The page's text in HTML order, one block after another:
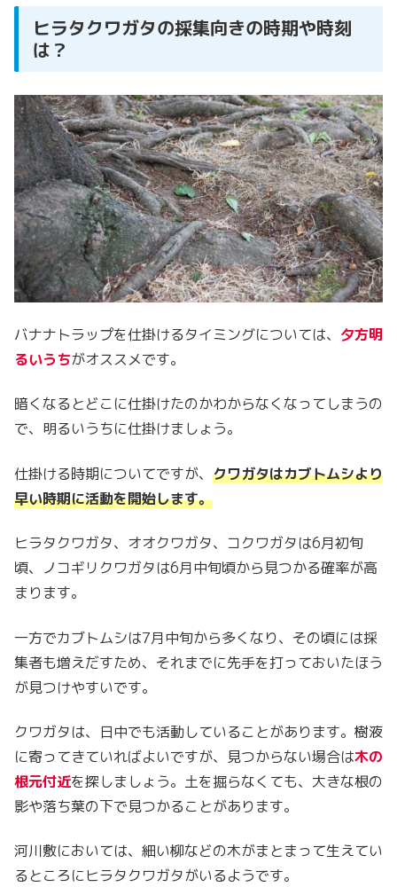
ヒラタクワガタの採集向きの時期や時刻
は？
バナナトラップを仕掛けるタイミングについては、 夕方明
るいうちがオススメです。
暗くなるとどこに仕掛けたのかわからなくなってしまうの
で、明るいうちに仕掛けましょう。
仕掛ける時期についてですが、 クワガタはカブトムシより
早い時期に活動を開始します。
ヒラタクワガタ、オオクワガタ、コクワガタは6月初旬
頃、ノコギリクワガタは6月中旬頃から見つかる確率が高
まります。
一方でカブトムシは7月中旬から多くなり、その頃には採
集者も増えだすため、それまでに先手を打っておいたほう
が見つけやすいです。
クワガタは、日中でも活動していることがあります。樹液
に寄ってきていればよいですが、見つからない場合は木の
根元付近を探しましょう。土を掘らなくても、大きな根の
影や落ち葉の下で見つかることがあります。
河川敷においては、細い柳などの木がまとまって生えてい
るところにヒラタクワガタがいるようです。